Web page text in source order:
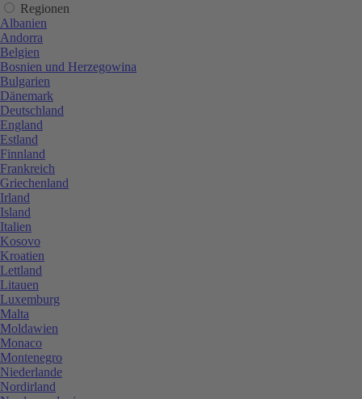
Regionen
Albanien
Andorra
Belgien
Bosnien und Herzegowina
Bulgarien
Dänemark
Deutschland
England
Estland
Finnland
Frankreich
Griechenland
Irland
Island
Italien
Kosovo
Kroatien
Lettland
Litauen
Luxemburg
Malta
Moldawien
Monaco
Montenegro
Niederlande
Nordirland